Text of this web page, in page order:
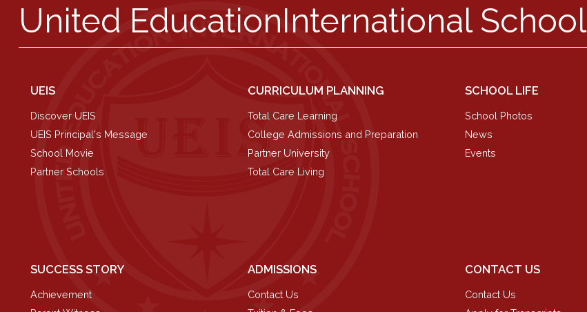
United EducationInternational School
UEIS
Discover UEIS
UEIS Principal's Message
School Movie
Partner Schools
CURRICULUM PLANNING
Total Care Learning
College Admissions and Preparation
Partner University
Total Care Living
SCHOOL LIFE
School Photos
News
Events
SUCCESS STORY
Achievement
ADMISSIONS
Contact Us
CONTACT US
Contact Us